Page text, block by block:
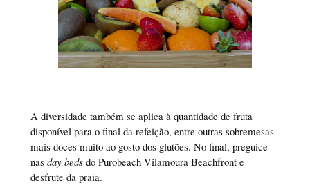
A diversidade também se aplica à quantidade de fruta
disponível para o final da refeição, entre outras sobremesas
mais doces muito ao gosto dos glutões. No final, preguice
nas day bedsdo Purobeach Vilamoura Beachfront e
desfrute da praia.